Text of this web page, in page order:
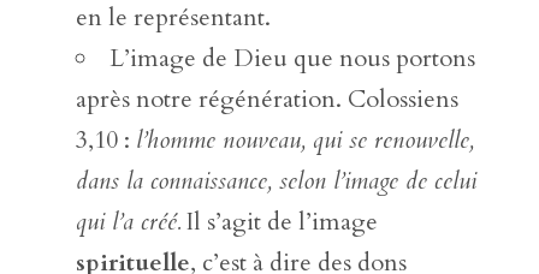
en le représentant.
L’image de Dieu que nous portons
après notre régénération. Colossiens
3,10 : l’homme nouveau, qui se renouvelle,
dans la connaissance, selon l’image de celui
qui l’a créé.Il s’agit de l’image
spirituelle, c’est à dire des dons